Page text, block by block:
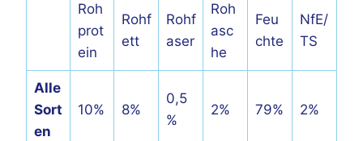
Roh
prot
ein
Rohf
ett
Rohf
aser
Roh
asc
he
Feu
chte
NfE/
TS
Alle
Sort
en
10% 8%
0,5
%
2% 79% 2%